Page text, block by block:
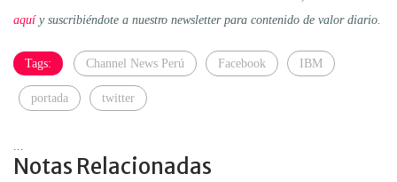
aquíy suscribiéndote a nuestro newsletter para contenido de valor diario.
Tags: Channel News Perú Facebook IBM
portada twitter
...
Notas Relacionadas